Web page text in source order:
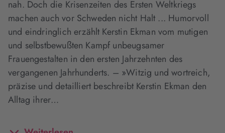
nah. Doch die Krisenzeiten des Ersten Weltkriegs
machen auch vor Schweden nicht Halt ... Humorvoll
und eindringlich erzählt Kerstin Ekman vom mutigen
und selbstbewußten Kampf unbeugsamer
Frauengestalten in den ersten Jahrzehnten des
vergangenen Jahrhunderts. – »Witzig und wortreich,
präzise und detailliert beschreibt Kerstin Ekman den
Alltag ihrer…